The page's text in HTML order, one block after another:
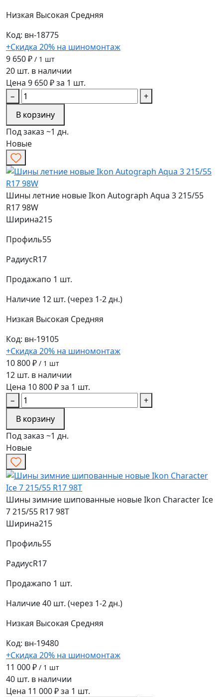
Низкая Высокая Средняя
Код: вн-18775
+Скидка 20% на шиномонтаж
9 650 ₽ / 1 шт
20 шт. в наличии
Цена 9 650 ₽ за 1 шт.
−
+
В корзину
Под заказ ~1 дн.
Новые
Шины летние новые Ikon Autograph Aqua 3 215/55
R17 98W
Ширина215
Профиль55
РадиусR17
Продажапо 1 шт.
Наличие 12 шт. (через 1-2 дн.)
Низкая Высокая Средняя
Код: вн-19105
+Скидка 20% на шиномонтаж
10 800 ₽ / 1 шт
12 шт. в наличии
Цена 10 800 ₽ за 1 шт.
−
+
В корзину
Под заказ ~1 дн.
Новые
Шины зимние шипованные новые Ikon Character Ice
7 215/55 R17 98T
Ширина215
Профиль55
РадиусR17
Продажапо 1 шт.
Наличие40 шт. (через 1-2 дн.)
Низкая Высокая Средняя
Код: вн-19480
+Скидка 20% на шиномонтаж
11 000 ₽ / 1 шт
40 шт. в наличии
Цена 11 000 ₽ за 1 шт.